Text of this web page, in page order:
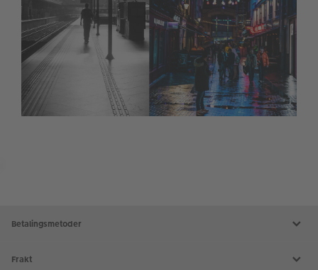
Betalingsmetoder
Frakt